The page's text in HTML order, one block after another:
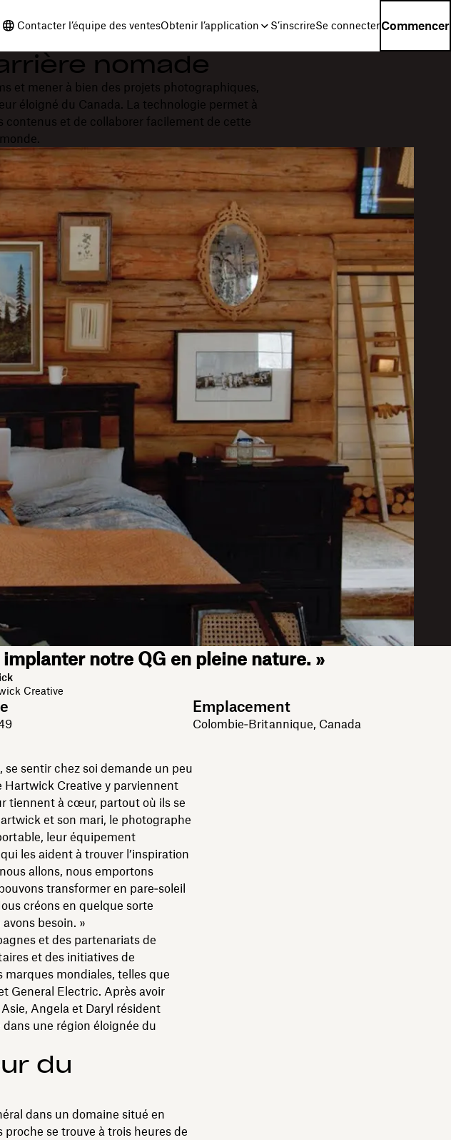
Contacter l’équipe des ventesObtenir l’application S’inscrireSe connecterCommencer
nomade
et mener à bien des projets photographiques,
éloigné du Canada. La technologie permet à
contenus et de collaborer facilement de cette
notre QG en pleine nature. »
Creative
Emplacement
Colombie‑Britannique, Canada
se sentir chez soi demande un peu
Hartwick Creative y parviennent
tiennent à cœur, partout où ils se
et son mari, le photographe
leur équipement
les aident à trouver l’inspiration
allons, nous emportons
transformer en pare‑soleil
créons en quelque sorte
besoin. »
et des partenariats de
et des initiatives de
mondiales, telles que
General Electric. Après avoir
Angela et Daryl résident
une région éloignée du
du
dans un domaine situé en
se trouve à trois heures de